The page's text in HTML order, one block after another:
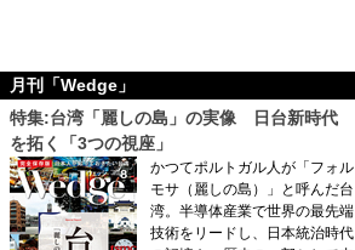
月刊「Wedge」
特集:台湾「麗しの島」の実像 日台新時代
を拓く「3つの視座」
かつてポルトガル人が「フォル
モサ（麗しの島）」と呼んだ台
湾。半導体産業で世界の最先端
技術をリードし、日本統治時代